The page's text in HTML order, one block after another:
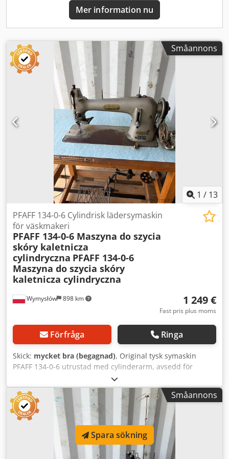
Mer information nu
Småannons
1 / 13
Wymysłów 898 km
PFAFF 134-0-6 Cylindrisk lädersymaskin
för väskmakeri
PFAFF 134-0-6 Maszyna do szycia
skóry kaletnicza
cylindryczna PFAFF 134-0-6
Maszyna do szycia skóry
kaletnicza cylindryczna
1 249 €
Fast pris plus moms
Förfråga Ringa
Skick: mycket bra (begagnad), Original tysk symaskin
PFAFF 134-0-6 utrustad med cylinderarm, avsedd för
sömnad av läderdetaljer, lädervaror, skor, väskor, bälten
samt andra produkter som kräver sömnad med
cylinderarm. Teknisk data: Tillverkare: PFAFF Modell: 134-0-
6 Cylinderarm Fotpedaldrift med motor Strömförsörjning:
220 V Motoreffekt: 370 W Dksdozgnxxjpfx Anmsr
Motorvarvtal: 2800 varv/min Arbetsbord ingår Tillverkad i
Tyskland Användningsområden: - lädervaror, -
läderprodukter, - väskor, - bälten, - fodral, - skor. Skick:
Småannons
Spara sökning